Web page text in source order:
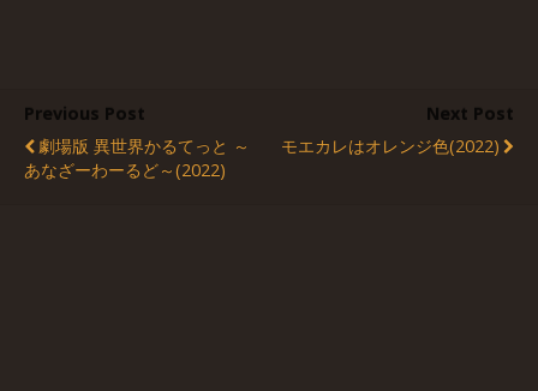
Previous Post
劇場版 異世界かるてっと ～
あなざーわーるど～(2022)
Next Post
モエカレはオレンジ色(2022)